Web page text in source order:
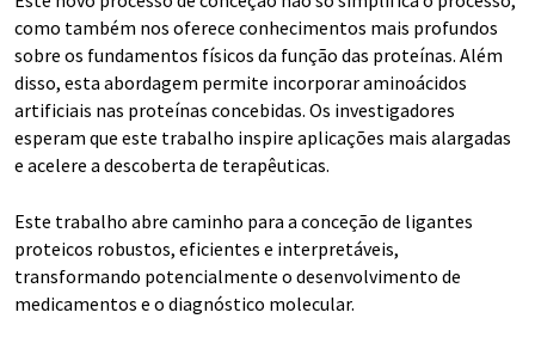
como também nos oferece conhecimentos mais profundos
sobre os fundamentos físicos da função das proteínas. Além
disso, esta abordagem permite incorporar aminoácidos
artificiais nas proteínas concebidas. Os investigadores
esperam que este trabalho inspire aplicações mais alargadas
e acelere a descoberta de terapêuticas.
Este trabalho abre caminho para a conceção de ligantes
proteicos robustos, eficientes e interpretáveis,
transformando potencialmente o desenvolvimento de
medicamentos e o diagnóstico molecular.